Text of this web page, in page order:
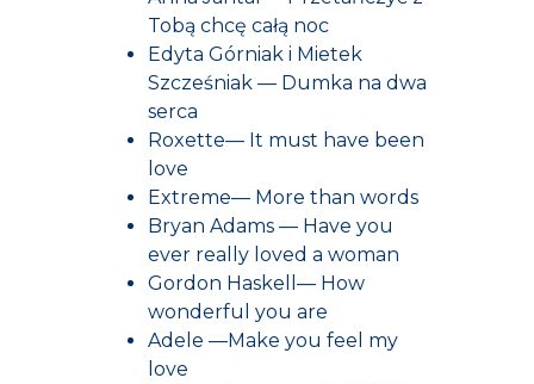
Tobą chcę całą noc
Edyta Górniak i Mietek
Szcześniak — Dumka na dwa
serca
Roxette— It must have been
love
Extreme— More than words
Bryan Adams — Have you
ever really loved a woman
Gordon Haskell— How
wonderful you are
Adele —Make you feel my
love